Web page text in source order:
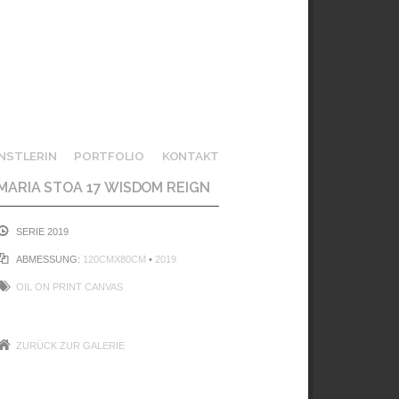
PORTFOLIO KONTAKT
STOA 17 WISDOM REIGN
SERIE 2019
ABMESSUNG: 120CMX80CM • 2019
OIL ON PRINT CANVAS
ZURÜCK ZUR GALERIE